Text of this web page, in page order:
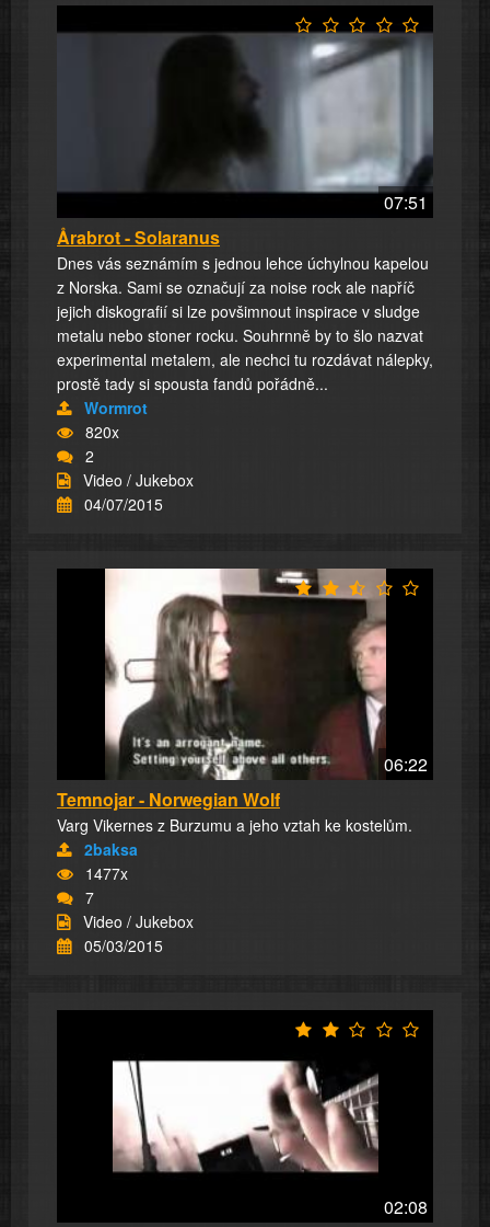
07:51
Årabrot - Solaranus
Dnes vás seznámím s jednou lehce úchylnou kapelou
z Norska. Sami se označují za noise rock ale napříč
jejich diskografií si lze povšimnout inspirace v sludge
metalu nebo stoner rocku. Souhrnně by to šlo nazvat
experimental metalem, ale nechci tu rozdávat nálepky,
prostě tady si spousta fandů pořádně...
Wormrot
820x
2
Video / Jukebox
04/07/2015
06:22
Temnojar - Norwegian Wolf
Varg Vikernes z Burzumu a jeho vztah ke kostelům.
2baksa
1477x
7
Video / Jukebox
05/03/2015
02:08